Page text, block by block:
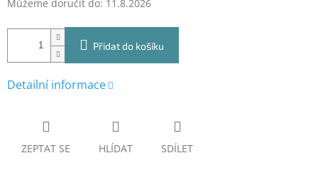
Můžeme doručit do: 11.8.2026
Přidat do košíku
Detailní informace
ZEPTAT SE HLÍDAT SDÍLET